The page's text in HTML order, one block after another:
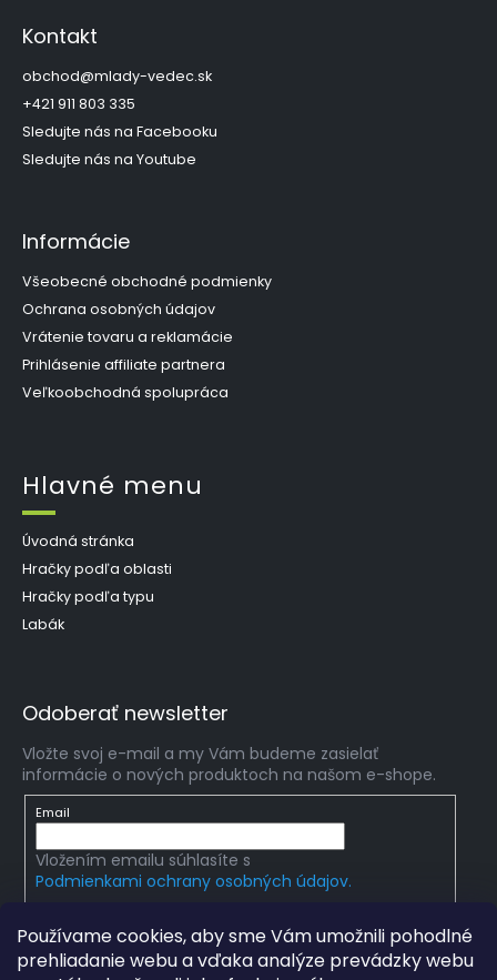
Používame cookies, aby sme Vám umožnili pohodlné
prehliadanie webu a vďaka analýze prevádzky webu
Kontakt
obchod@mlady-vedec.sk
+421 911 803 335
Sledujte nás na Facebooku
Sledujte nás na Youtube
Informácie
Všeobecné obchodné podmienky
Ochrana osobných údajov
Vrátenie tovaru a reklamácie
Prihlásenie affiliate partnera
Veľkoobchodná spolupráca
Hlavné menu
Úvodná stránka
Hračky podľa oblasti
Hračky podľa typu
Labák
Odoberať newsletter
Vložte svoj e-mail a my Vám budeme zasielať
informácie o nových produktoch na našom e-shope.
Email
Vložením emailu súhlasíte s
Podmienkami ochrany osobných údajov.